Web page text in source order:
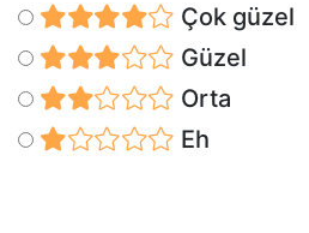
Çok güzel
Güzel
Orta
Eh